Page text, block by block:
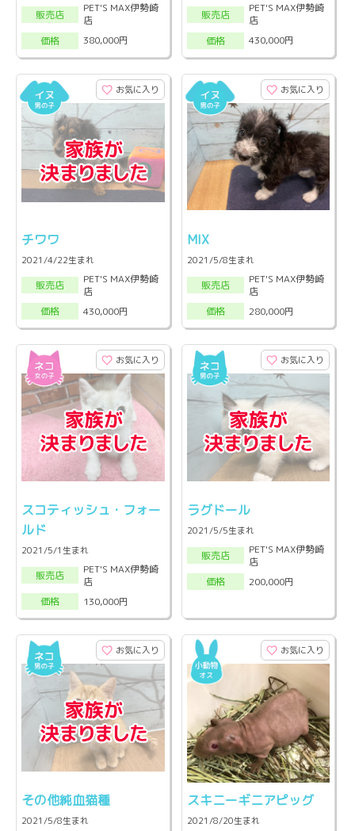
販売店
PET'S MAX伊勢崎
店
価格
380,000円
販売店
PET'S MAX伊勢崎
店
価格
430,000円
お気に入り
チワワ
2021/4/22生まれ
販売店
PET'S MAX伊勢崎
店
価格
430,000円
お気に入り
MIX
2021/5/8生まれ
販売店
PET'S MAX伊勢崎
店
価格
280,000円
お気に入り
スコティッシュ・フォー
ルド
2021/5/1生まれ
販売店
PET'S MAX伊勢崎
店
価格
130,000円
お気に入り
ラグドール
2021/5/5生まれ
販売店
PET'S MAX伊勢崎
店
価格
200,000円
お気に入り
その他純血猫種
2021/5/8生まれ
お気に入り
スキニーギニアピッグ
2021/8/20生まれ